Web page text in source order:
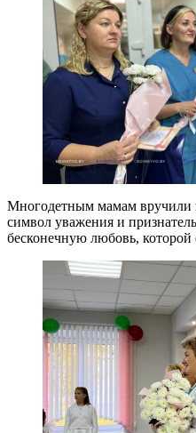
Многодетным мамам вручили
символ уважения и
бесконечную любовь,